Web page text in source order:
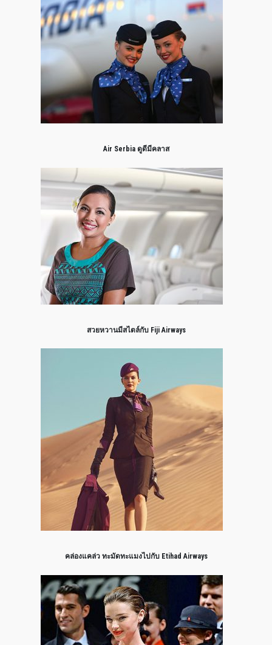
Air Serbia ดูดีมีคลาส
สวยหวานมีสไตล์กับ Fiji Airways
คล่องแคล่ว ทะมัดทะแมงไปกับ Etihad Airways